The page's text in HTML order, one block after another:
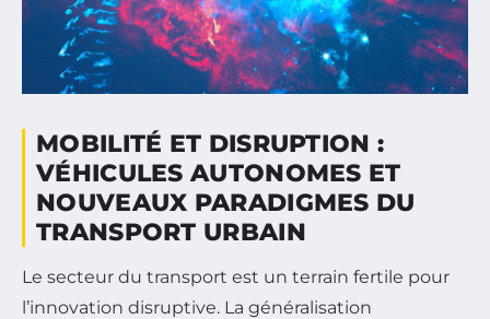
MOBILITÉ ET DISRUPTION :
VÉHICULES AUTONOMES ET
NOUVEAUX PARADIGMES DU
TRANSPORT URBAIN
Le secteur du transport est un terrain fertile pour
l’innovation disruptive. La généralisation